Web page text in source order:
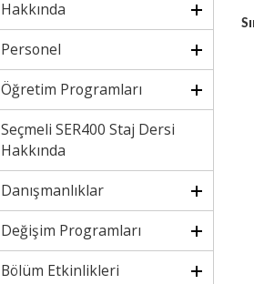
Hakkında
Personel
Öğretim Programları
Seçmeli SER400 Staj Dersi
Hakkında
Danışmanlıklar
Değişim Programları
Bölüm Etkinlikleri